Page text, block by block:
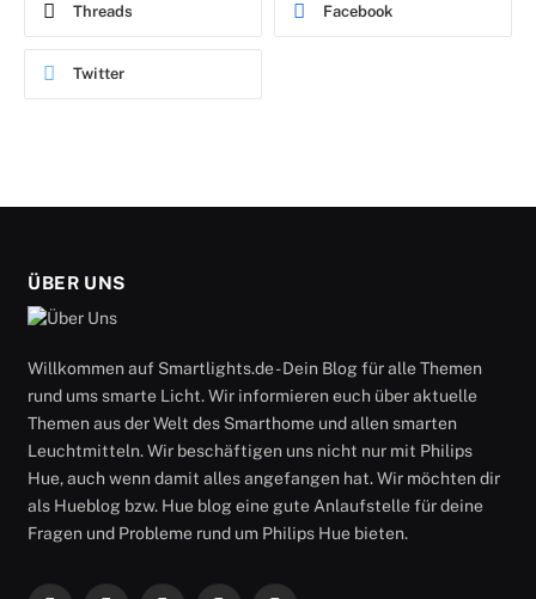
Threads Facebook
Twitter
ÜBER UNS
Willkommen auf Smartlights.de - Dein Blog für alle Themen
rund ums smarte Licht. Wir informieren euch über aktuelle
Themen aus der Welt des Smarthome und allen smarten
Leuchtmitteln. Wir beschäftigen uns nicht nur mit Philips
Hue, auch wenn damit alles angefangen hat. Wir möchten dir
als Hueblog bzw. Hue blog eine gute Anlaufstelle für deine
Fragen und Probleme rund um Philips Hue bieten.